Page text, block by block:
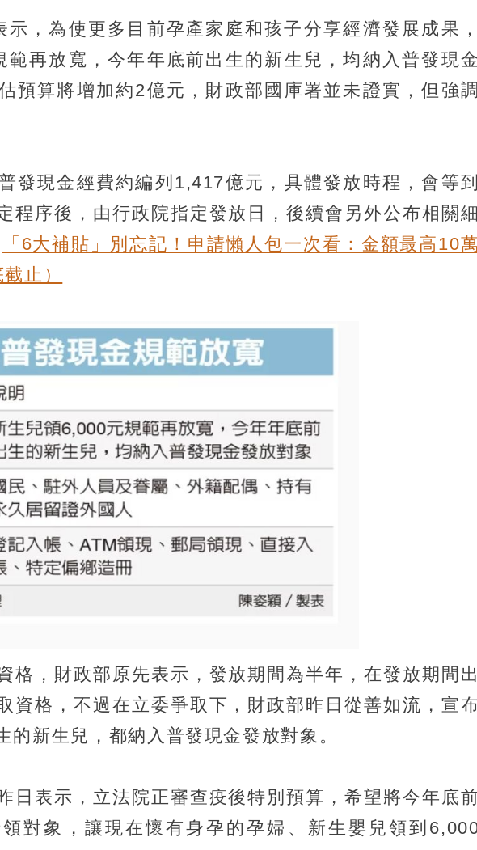
示，為使更多目前孕產家庭和孩子分享經濟發展成果，
範再放寬，今年年底前出生的新生兒，均納入普發現金
預算將增加約2億元，財政部國庫署並未證實，但強調
發現金經費約編列1,417億元，具體發放時程，會等到
程序後，由行政院指定發放日，後續會另外公布相關細
「6大補貼」別忘記！申請懶人包一次看：金額最高10萬
止）
格，財政部原先表示，發放期間為半年，在發放期間出
資格，不過在立委爭取下，財政部昨日從善如流，宣布
的新生兒，都納入普發現金發放對象。
日表示，立法院正審查疫後特別預算，希望將今年底前
對象，讓現在懷有身孕的孕婦、新生嬰兒領到